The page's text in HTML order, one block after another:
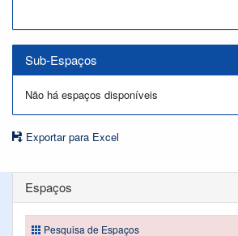
Sub-Espaços
Não há espaços disponíveis
Exportar para Excel
Espaços
Pesquisa de Espaços